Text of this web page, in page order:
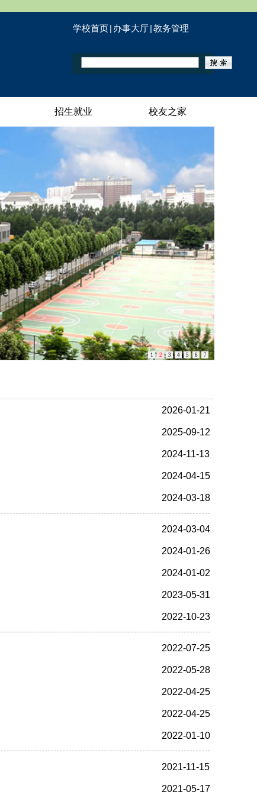
学校首页| 办事大厅|教务管理
招生就业 校友之家
1 2 3 4 5 6 7
2026-01-21
2025-09-12
2024-11-13
2024-04-15
2024-03-18
2024-03-04
2024-01-26
2024-01-02
2023-05-31
2022-10-23
2022-07-25
2022-05-28
2022-04-25
2022-04-25
2022-01-10
2021-11-15
2021-05-17